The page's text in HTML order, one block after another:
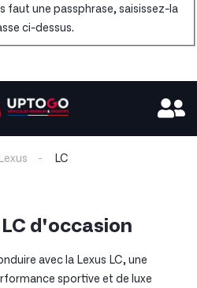
faut une passphrase, saisissez-la
ci-dessus.
Lexus LC
d'occasion
avec la Lexus LC, une
sportive et de luxe